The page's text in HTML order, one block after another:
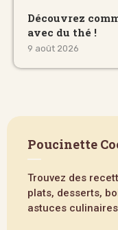
Découvrez
avec du thé !
9 août 2026
Poucinette
Trouvez des
plats, desserts,
astuces